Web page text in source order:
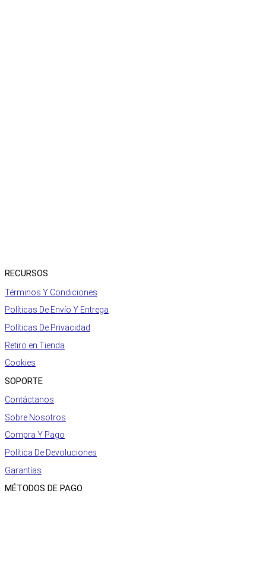
RECURSOS
Términos Y Condiciones
Políticas De Envío Y Entrega
Políticas De Privacidad
Retiro en Tienda
Cookies
SOPORTE
Contáctanos
Sobre Nosotros
Compra Y Pago
Política De Devoluciones
Garantías
MÉTODOS DE PAGO